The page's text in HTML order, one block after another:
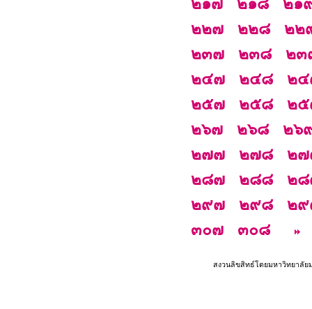
๒๒๗
๒๒๘
๒๒
๒๓๗
๒๓๘
๒๓
๒๔๗
๒๔๘
๒
๒๕๗
๒๕๘
๒
๒๖๗
๒๖๘
๒๖
๒๗๗
๒๗๘
๒
๒๘๗
๒๘๘
๒
๒๙๗
๒๙๘
๒
๓๐๗
๓๐๘
สงวนลิขสิทธ์โดยมหาวิทยาลั